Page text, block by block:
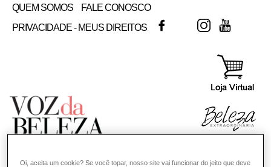
QUEM SOMOS
FALE CONOSCO
PRIVACIDADE - MEUS DIREITOS
FACEBOOKTWITTERINSTAGRAM
Oi, aceita um cookie? Se você topar, nosso site vai funcionar do jeito que deve